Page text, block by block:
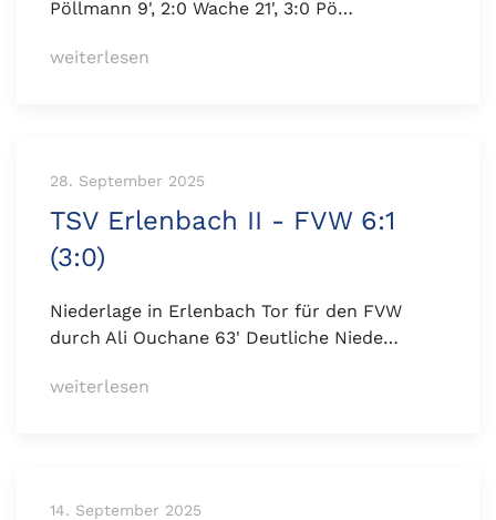
Pöllmann 9', 2:0 Wache 21', 3:0 Pö…
weiterlesen
28. September 2025
TSV Erlenbach II - FVW 6:1
(3:0)
Niederlage in Erlenbach Tor für den FVW
durch Ali Ouchane 63' Deutliche Niede…
weiterlesen
14. September 2025